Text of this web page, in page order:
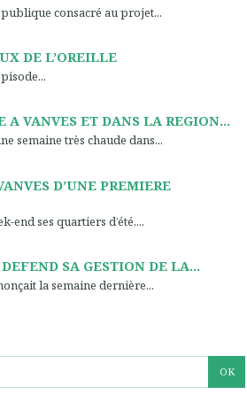
consacré au projet...
DE L’OREILLE
A VANVES ET DANS LA REGION...
semaine très chaude dans...
D’UNE PREMIERE
end ses quartiers d’été,...
SA GESTION DE LA...
la semaine dernière...